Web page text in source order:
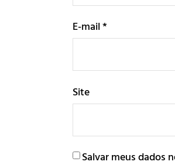
E-mail*
Site
Salvar meus dados